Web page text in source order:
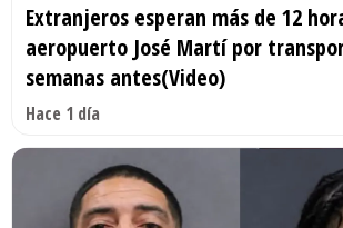
Extranjeros esperan más de 12
aeropuerto José Martí por
semanas antes(Video)
Hace 1 día